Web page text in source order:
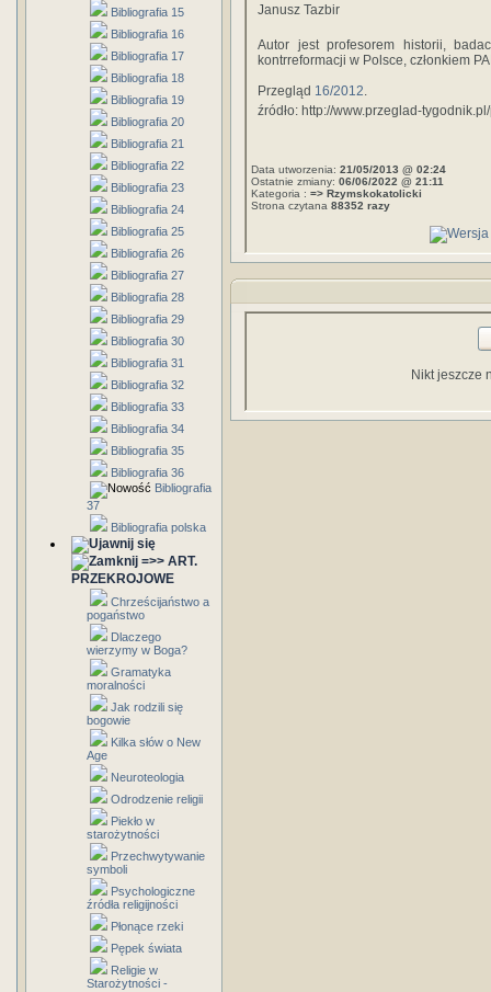
Bibliografia 15
Bibliografia 16
Bibliografia 17
Bibliografia 18
Bibliografia 19
Bibliografia 20
Bibliografia 21
Bibliografia 22
Bibliografia 23
Bibliografia 24
Bibliografia 25
Bibliografia 26
Bibliografia 27
Bibliografia 28
Bibliografia 29
Bibliografia 30
Bibliografia 31
Bibliografia 32
Bibliografia 33
Bibliografia 34
Bibliografia 35
Bibliografia 36
Bibliografia
37
Bibliografia polska
=>> ART.
PRZEKROJOWE
Chrześcijaństwo a
pogaństwo
Dlaczego
wierzymy w Boga?
Gramatyka
moralności
Jak rodzili się
bogowie
Kilka słów o New
Age
Neuroteologia
Odrodzenie religii
Piekło w
starożytności
Przechwytywanie
symboli
Psychologiczne
źródła religijności
Płonące rzeki
Pępek świata
Religie w
Starożytności -
Janusz Tazbir
Autor jest profesorem historii,
kontrreformacji w Polsce, członkiem
Przegląd 16/2012.
źródło: http://www.przeglad-
Data utworzenia: 21/05/2013 @ 02:24
Ostatnie zmiany: 06/06/2022 @ 21:11
Kategoria : => Rzymskokatolicki
Strona czytana 88352 razy
Nikt jeszcze